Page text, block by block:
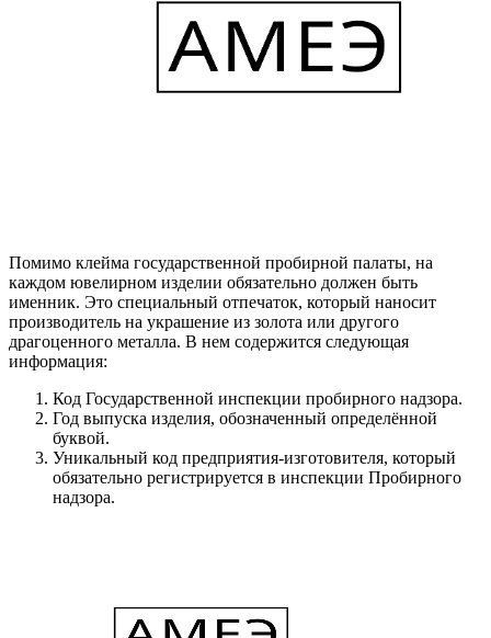
Помимо клейма государственной пробирной палаты, на
каждом ювелирном изделии обязательно должен быть
именник. Это специальный отпечаток, который наносит
производитель на украшение из золота или другого
драгоценного металла. В нем содержится следующая
информация:
Код Государственной инспекции пробирного надзора.
Год выпуска изделия, обозначенный определённой
буквой.
Уникальный код предприятия-изготовителя, который
обязательно регистрируется в инспекции Пробирного
надзора.